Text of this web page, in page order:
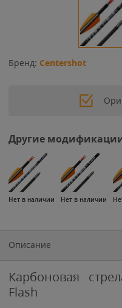
Бренд: Centershot
Другие модификации
Нет в наличии Нет в наличии
Описание
Карбоновая
Flash